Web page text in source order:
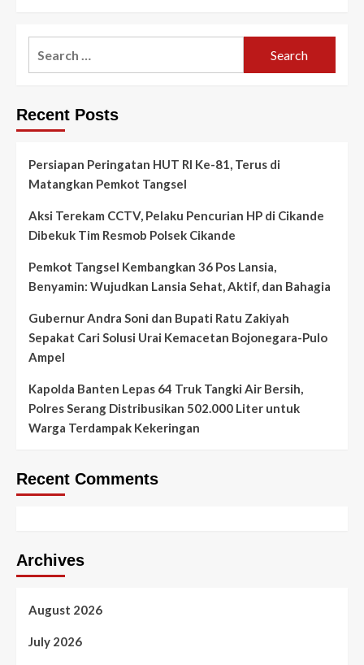
Recent Posts
Persiapan Peringatan HUT RI Ke-81, Terus di
Matangkan Pemkot Tangsel
Aksi Terekam CCTV, Pelaku Pencurian HP di Cikande
Dibekuk Tim Resmob Polsek Cikande
Pemkot Tangsel Kembangkan 36 Pos Lansia,
Benyamin: Wujudkan Lansia Sehat, Aktif, dan Bahagia
Gubernur Andra Soni dan Bupati Ratu Zakiyah
Sepakat Cari Solusi Urai Kemacetan Bojonegara-Pulo
Ampel
Kapolda Banten Lepas 64 Truk Tangki Air Bersih,
Polres Serang Distribusikan 502.000 Liter untuk
Warga Terdampak Kekeringan
Recent Comments
Archives
August 2026
July 2026